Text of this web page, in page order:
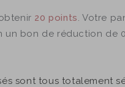
20 points. Votre
un bon de réduction de
sont tous totalement